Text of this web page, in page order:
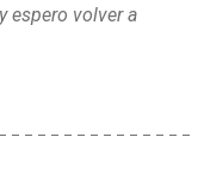
espero volver a